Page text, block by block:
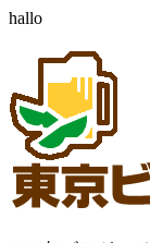
hallo